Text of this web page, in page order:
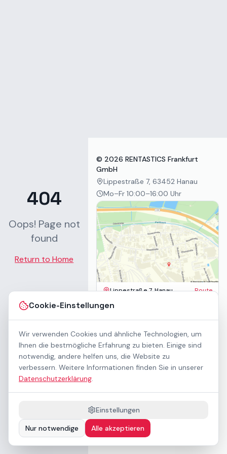
Cookie-Einstellungen
Wir verwenden Cookies und ähnliche Technologien, um
Ihnen die bestmögliche Erfahrung zu bieten. Einige sind
notwendig, andere helfen uns, die Website zu
verbessern. Weitere Informationen finden Sie in unserer
Datenschutzerklärung.
Einstellungen
Nur notwendige
Alle akzeptieren
404
Oops! Page not
found
Return to Home
© 2026 RENTASTICS Frankfurt
GmbH
Lippestraße 7, 63452 Hanau
Mo–Fr 10:00–16:00 Uhr
Lippestraße 7, Hanau Route
Impressum
Barrierefreiheit
Kontakt
Mietbedingungen
Cookie-Einstellungen
Downloads
Preisliste (PDF)
Barrierefrei nach WCAG 2.1 AA